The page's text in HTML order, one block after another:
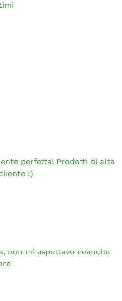
perfetta! Prodotti di alta
:)
non mi aspettavo neanche